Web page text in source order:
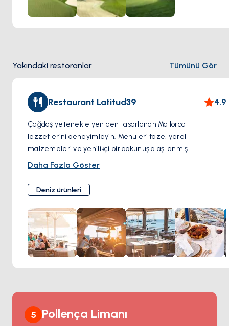
Puerto Andratx'a En Yakın: Yakınlardaki Camp de Mar'daki
bu 18 delikli saha, zorlu bir tasarıma, bakımlı yeşilliklere ve
etrafındaki dağlar ile kıyı şeridinin muhteşem
Yakındaki restoranlar Tümünü Gör
Restaurant Latitud39 4.9
Çağdaş yetenekle yeniden tasarlanan Mallorca
lezzetlerini deneyimleyin. Menüleri taze, yerel
malzemeleri ve yenilikçi bir dokunuşla aşılanmış
geleneksel tarifleri kutluyor.
denizinin en iyilerinin tadını çıkarın. Zarif bir şekilde
hazırlanmış deniz ürünlerinin, ustalıkla pişirilmiş etlerin ve
adanın zenginliğini sergileyen yaratıcı vejetaryen
seçeneklerin keyfini çıkarın. Rahat bir öğle yemeği,
romantik bir akşam yemeği ya da gün batımı kokteylleri
için, ambiyans da mutfak kadar unutulmaz.
Daha Fazla Göster
Deniz ürünleri
5 Pollença Limanı